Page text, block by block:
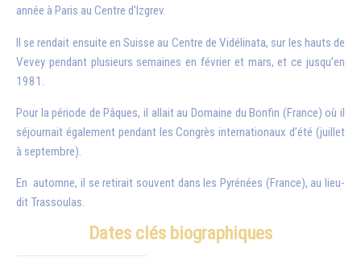
année à Paris au Centre d'Izgrev.
Il se rendait ensuite en Suisse au Centre de Vidélinata, sur les hauts de
Vevey pendant plusieurs semaines en février et mars, et ce jusqu’en
1981.
Pour la période de Pâques, il allait au Domaine du Bonfin (France) où il
séjournait également pendant les Congrès internationaux d’été (juillet
à septembre).
En automne, il se retirait souvent dans les Pyrénées (France), au lieu-
dit Trassoulas.
Dates clés biographiques